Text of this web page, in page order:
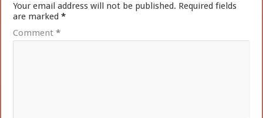
Your email address will not be published. Required fields
are marked*
Comment*